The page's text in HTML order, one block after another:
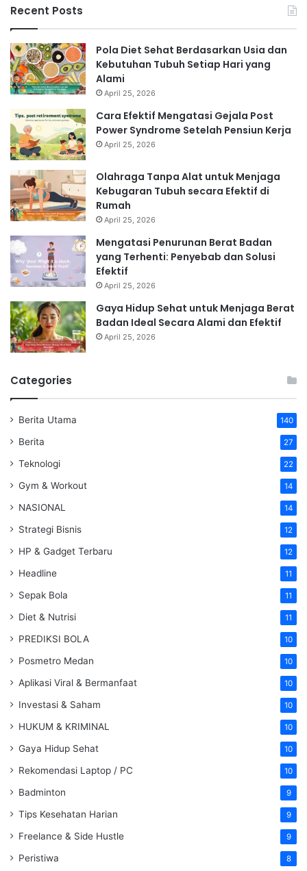
Recent Posts
Pola Diet Sehat Berdasarkan Usia dan
Kebutuhan Tubuh Setiap Hari yang
Alami
April 25, 2026
Cara Efektif Mengatasi Gejala Post
Power Syndrome Setelah Pensiun Kerja
April 25, 2026
Olahraga Tanpa Alat untuk Menjaga
Kebugaran Tubuh secara Efektif di
Rumah
April 25, 2026
Mengatasi Penurunan Berat Badan
yang Terhenti: Penyebab dan Solusi
Efektif
April 25, 2026
Gaya Hidup Sehat untuk Menjaga Berat
Badan Ideal Secara Alami dan Efektif
April 25, 2026
Categories
Berita Utama 140
Berita 27
Teknologi 22
Gym & Workout 14
NASIONAL 14
Strategi Bisnis 12
HP & Gadget Terbaru 12
Headline 11
Sepak Bola 11
Diet & Nutrisi 11
PREDIKSI BOLA 10
Posmetro Medan 10
Aplikasi Viral & Bermanfaat 10
Investasi & Saham 10
HUKUM & KRIMINAL 10
Gaya Hidup Sehat 10
Rekomendasi Laptop / PC 10
Badminton 9
Tips Kesehatan Harian 9
Freelance & Side Hustle 9
Peristiwa 8